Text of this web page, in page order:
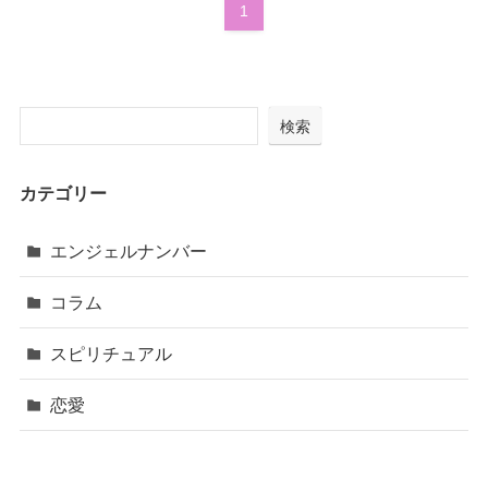
1
検索
カテゴリー
エンジェルナンバー
コラム
スピリチュアル
恋愛